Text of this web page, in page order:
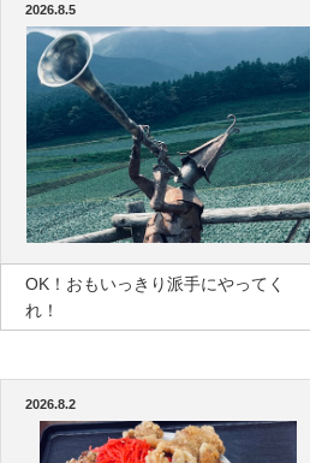
2026.8.5
OK！おもいっきり派手にやってく
れ！
2026.8.2